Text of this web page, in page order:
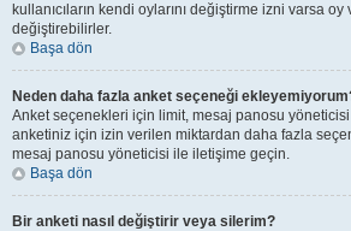
kullanıcıların kendi oylarını değiştirme izni varsa
değiştirebilirler.
Başa dön
Neden daha fazla anket seçeneği
Anket seçenekleri için limit, mesaj panosu yöneticisi
anketiniz için izin verilen miktardan daha fazla
mesaj panosu yöneticisi ile iletişime geçin.
Başa dön
Bir anketi nasıl değiştirir veya silerim?